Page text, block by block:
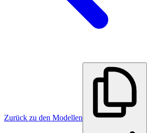
Zurück zu den Modellen